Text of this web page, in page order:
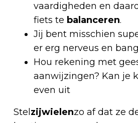
vaardigheden en
fiets te balanceren.
Jij bent misschien
er erg nerveus en
Hou rekening met
aanwijzingen? Kan je
even uit
Stel zijwielenzo af dat ze